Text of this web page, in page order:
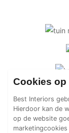
Behang /
Schilderwerk
Stucwerk
Spuitwerk
Technologie
Cookies op
Best Interiors
Hierdoor kan de
op de website